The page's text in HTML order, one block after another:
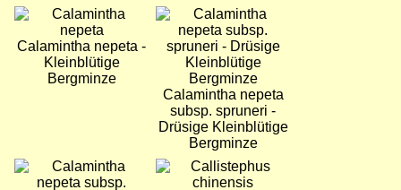
Bild
Calamintha nepeta -
Kleinblütige
Bergminze
Bild
Calamintha nepeta
subsp. spruneri -
Drüsige Kleinblütige
Bergminze
Bild
Bild